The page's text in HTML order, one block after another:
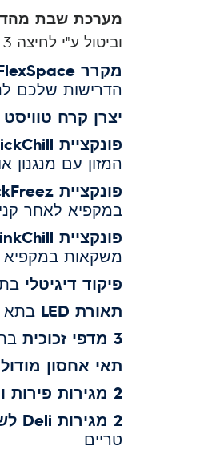
מערכת שבת
וביטול ע"י לחיצה 3 שניות במקביל על Drink Chill וכפתור טמפרטורת מקפיא
מקרר Flex Space
הדרישות שלכם
יצרן קרח טוויסט
פונקציית QuickChill
המזון עם מנגנון
פונקציית QuickFreez
במקפיא לאחר
פונקציית DrinkChill
משקאות
פיקוד דיגיטלי
תאורת LED
בתא
3 מדפי זכוכית
תאי אחסון
2 מגירות פירות וירקות
2 מגירות Deli
טריים